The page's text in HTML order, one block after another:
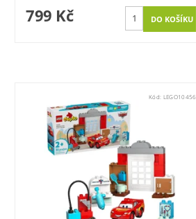
799 Kč
Kód: LEGO10456